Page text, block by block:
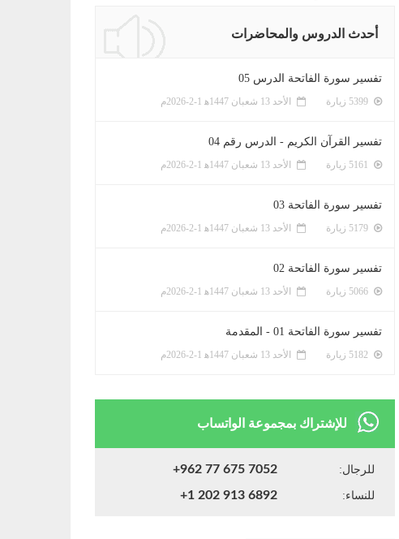
أحدث الدروس والمحاضرات
تفسير سورة الفاتحة الدرس 05
الأحد 13 شعبان 1447ﻫ 1-2-2026م
تفسير القرآن الكريم - الدرس رقم 04
الأحد 13 شعبان 1447ﻫ 1-2-2026م
تفسير سورة الفاتحة 03
الأحد 13 شعبان 1447ﻫ 1-2-2026م
تفسير سورة الفاتحة 02
الأحد 13 شعبان 1447ﻫ 1-2-2026م
تفسير سورة الفاتحة 01 - المقدمة
الأحد 13 شعبان 1447ﻫ 1-2-2026م
للإشتراك بمجموعة الواتساب
للرجال: +962 77 675 7052
للنساء: +1 202 913 6892